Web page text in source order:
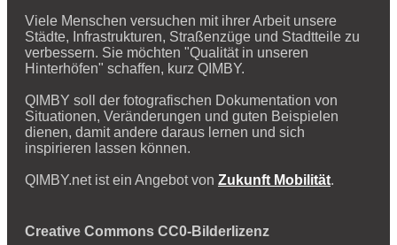
Viele Menschen versuchen mit ihrer Arbeit unsere
Städte, Infrastrukturen, Straßenzüge und Stadtteile zu
verbessern. Sie möchten "Qualität in unseren
Hinterhöfen" schaffen, kurz QIMBY.
QIMBY soll der fotografischen Dokumentation von
Situationen, Veränderungen und guten Beispielen
dienen, damit andere daraus lernen und sich
inspirieren lassen können.
QIMBY.net ist ein Angebot von Zukunft Mobilität.
Creative Commons CC0-Bilderlizenz